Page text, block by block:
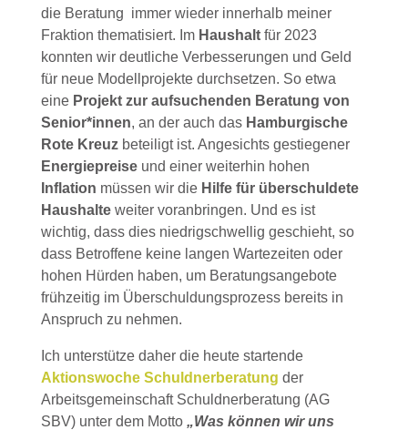
die Beratung immer wieder innerhalb meiner
Fraktion thematisiert. Im Haushalt für 2023
konnten wir deutliche Verbesserungen und Geld
für neue Modellprojekte durchsetzen. So etwa
eine Projekt zur aufsuchenden Beratung von
Senior*innen, an der auch das Hamburgische
Rote Kreuz beteiligt ist. Angesichts gestiegener
Energiepreiseund einer weiterhin hohen
Inflation müssen wir die Hilfe für überschuldete
Haushalteweiter voranbringen. Und es ist
wichtig, dass dies niedrigschwellig geschieht, so
dass Betroffene keine langen Wartezeiten oder
hohen Hürden haben, um Beratungsangebote
frühzeitig im Überschuldungsprozess bereits in
Anspruch zu nehmen.
Ich unterstütze daher die heute startende
Aktionswoche Schuldnerberatung der
Arbeitsgemeinschaft Schuldnerberatung (AG
SBV) unter dem Motto „Was können wir uns